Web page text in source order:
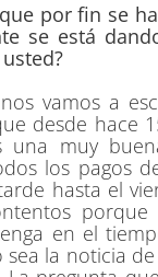
por fin se
se está
vamos a
desde hace
muy
los pagos
hasta el
en el
la noticia